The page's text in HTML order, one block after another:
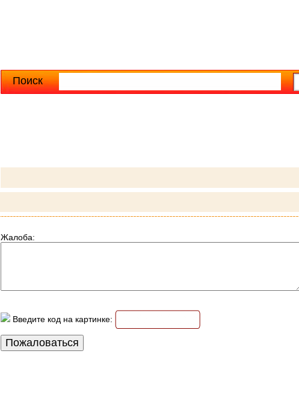
Поиск
Расширенный поиск
Жалоба:
Введите код на картинке: